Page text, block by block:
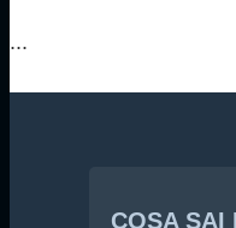
...
COSA SAI